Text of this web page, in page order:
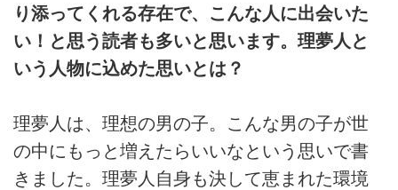
り添ってくれる存在で、こんな人に出会いた
い！と思う読者も多いと思います。理夢人と
いう人物に込めた思いとは？
理夢人は、理想の男の子。こんな男の子が世
の中にもっと増えたらいいなという思いで書
きました。理夢人自身も決して恵まれた環境